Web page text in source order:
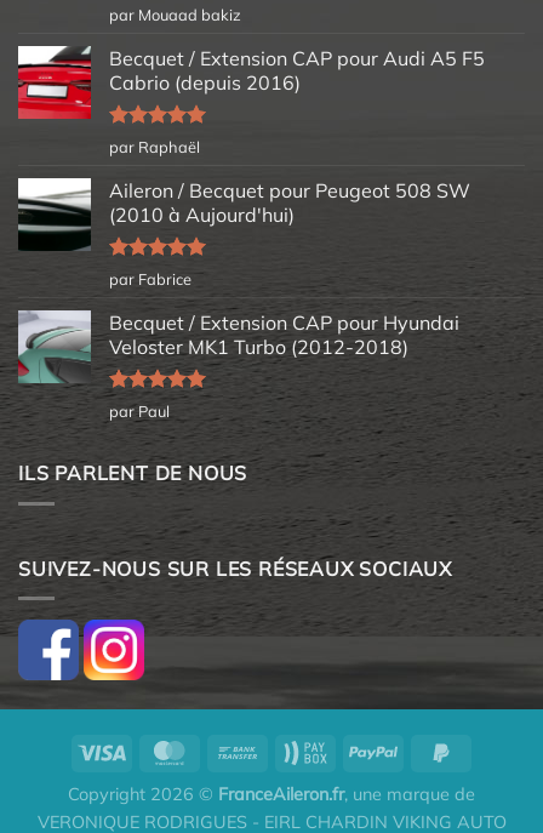
Note5sur
5
par Mouaad bakiz
Becquet / Extension CAP pour Audi A5 F5
Cabrio (depuis 2016)
Note5sur
5
par Raphaël
Aileron / Becquet pour Peugeot 508 SW
(2010 à Aujourd'hui)
Note5sur
5
par Fabrice
Becquet / Extension CAP pour Hyundai
Veloster MK1 Turbo (2012-2018)
Note5sur
5
par Paul
ILS PARLENT DE NOUS
SUIVEZ-NOUS SUR LES RÉSEAUX SOCIAUX
Copyright 2026 © FranceAileron.fr, une marque de
VERONIQUE RODRIGUES - EIRL CHARDIN VIKING AUTO